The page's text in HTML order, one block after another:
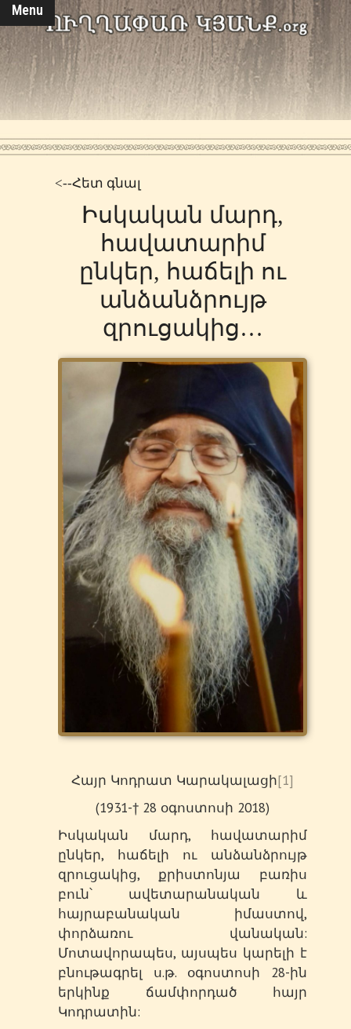
Menu
<--Հետ գնալ
Իսկական մարդ,
հավատարիմ
ընկեր, հաճելի ու
անձանձրույթ
զրուցակից…
Հայր Կոդրատ Կարակալացի[1]
(1931-† 28 օգոստոսի 2018)
Իսկական մարդ, հավատարիմ
ընկեր, հաճելի ու անձանձրույթ
զրուցակից, քրիստոնյա բառիս
բուն՝ ավետարանական և
հայրաբանական իմաստով,
փորձառու վանական:
Մոտավորապես, այսպես կարելի է
բնութագրել ս.թ. օգոստոսի 28-ին
երկինք ճամփորդած հայր
Կոդրատին: